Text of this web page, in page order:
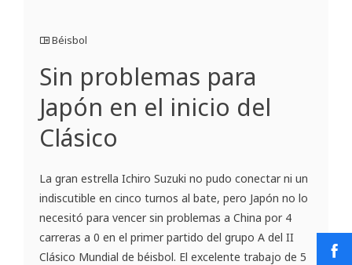
Béisbol
Sin problemas para
Japón en el inicio del
Clásico
La gran estrella Ichiro Suzuki no pudo conectar ni un
indiscutible en cinco turnos al bate, pero Japón no lo
necesitó para vencer sin problemas a China por 4
carreras a 0 en el primer partido del grupo A del II
Clásico Mundial de béisbol. El excelente trabajo de 5